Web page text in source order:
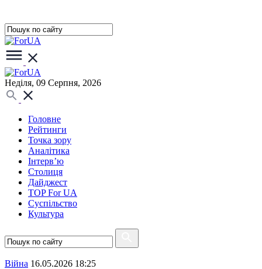
Неділя, 09 Серпня, 2026
Головне
Рейтинги
Точка зору
Аналітика
Інтерв’ю
Столиця
Дайджест
TOP For UA
Суспiльство
Культура
Війна 16.05.2026 18:25